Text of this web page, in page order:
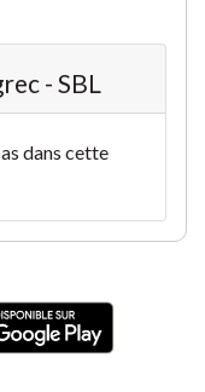
- SBL
dans cette